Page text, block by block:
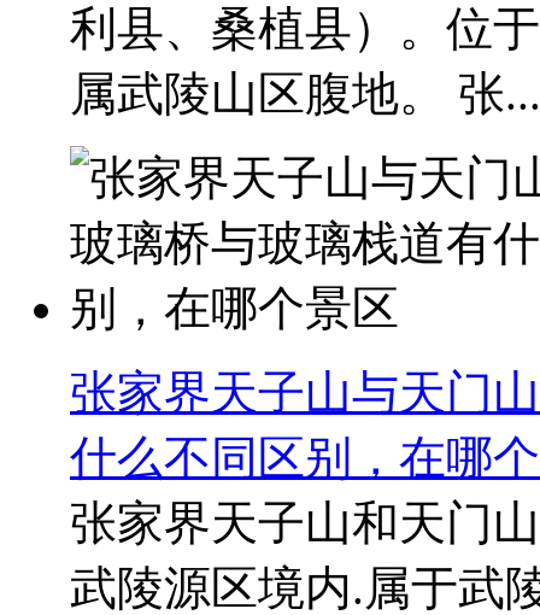
利县、桑植县）。位
属武陵山区腹地。 张...
张家界天子山与天门
什么不同区别，在哪
张家界天子山和天门
武陵源区境内.属于武